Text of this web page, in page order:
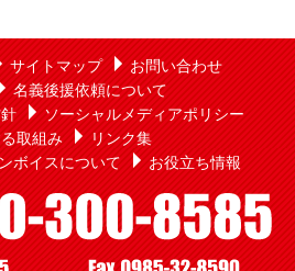
サイトマップ
お問い合わせ
名義後援依頼について
ソーシャルメディアポリシー
取組み
リンク集
ボイスについて お役立ち情報